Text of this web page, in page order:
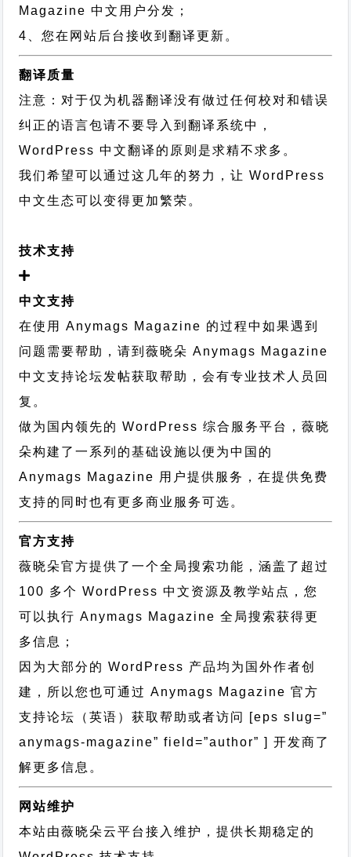
Magazine 中文用户分发；
4、您在网站后台接收到翻译更新。
翻译质量
注意：对于仅为机器翻译没有做过任何校对和错误
纠正的语言包请不要导入到翻译系统中，
WordPress 中文翻译的原则 是求精不求多。
我们希望可以通过这几年的努力，让 WordPress
中文生态可以变得更加繁荣。
技术支持
中文支持
在使用 Anymags Magazine 的过程中如果遇到
问题需要帮助，请到薇晓朵 Anymags Magazine
中文支持论坛发帖获取帮助，会有专业技术人员回
复。
做为国内领先的 WordPress 综合服务平台，薇晓
朵构建了一系列的基础设施以便为中国的
Anymags Magazine 用户提供服务，在提供免费
支持的同时也有更多商业服务可选。
官方支持
薇晓朵官方提供了一个全局搜索功能，涵盖了超过
100 多个 WordPress 中文资源及教学站点，您
可以执行 Anymags Magazine 全局搜索获得更
多信息；
因为大部分的 WordPress 产品均为国外作者创
建，所以您也可通过Anymags Magazine 官方
支持论坛
（英语）获取帮助或者访问 [eps slug=”
anymags-magazine” field=”author” ] 开发商了
解更多信息。
网站维护
本站由薇晓朵云平台接入维护，提供长期稳定的